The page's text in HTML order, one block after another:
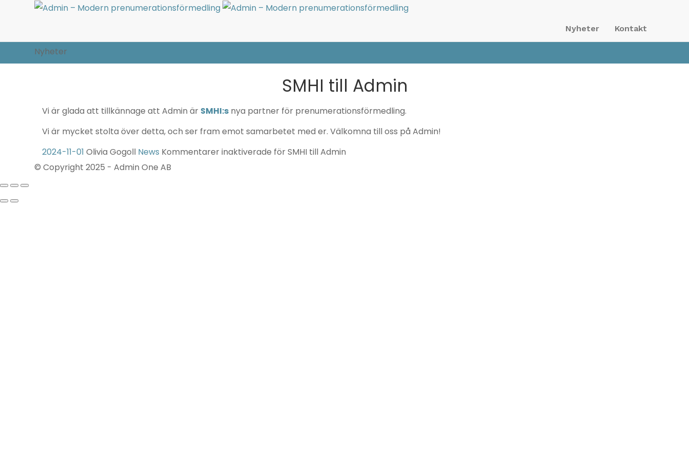
Nyheter Kontakt
Nyheter
SMHI till Admin
Vi är glada att tillkännage att Admin är SMHI:s nya partner för prenumerationsförmedling.
Vi är mycket stolta över detta, och ser fram emot samarbetet med er. Välkomna till oss på Admin!
2024-11-01 Olivia Gogoll News Kommentarer inaktiverade för SMHI till Admin
© Copyright 2025 - Admin One AB